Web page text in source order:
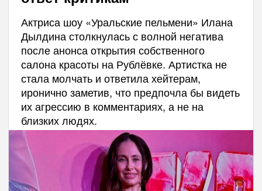
Актриса шоу «Уральские пельмени» Илана
Дылдина столкнулась с волной негатива
после анонса открытия собственного
салона красоты на Рублёвке. Артистка не
стала молчать и ответила хейтерам,
иронично заметив, что предпочла бы видеть
их агрессию в комментариях, а не на
близких людях.